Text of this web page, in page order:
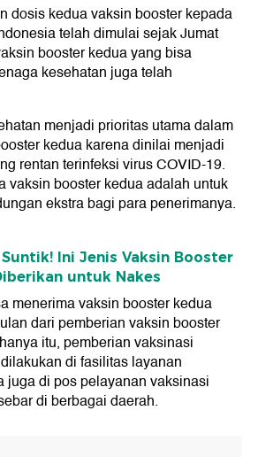
dosis kedua vaksin booster kepada
telah dimulai sejak Jumat
booster kedua yang bisa
kesehatan juga telah
menjadi prioritas utama dalam
kedua karena dinilai menjadi
rentan terinfeksi virus COVID-19.
vaksin booster kedua adalah untuk
ekstra bagi para penerimanya.
Ini Jenis Vaksin Booster
untuk Nakes
menerima vaksin booster kedua
dari pemberian vaksin booster
itu, pemberian vaksinasi
di fasilitas layanan
juga di pos pelayanan vaksinasi
di berbagai daerah.